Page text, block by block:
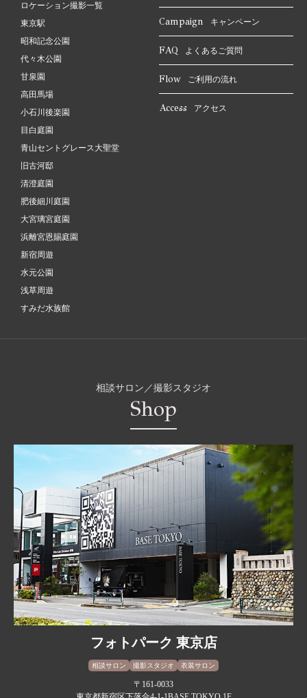
ロケーション撮影一覧
東京駅
昭和記念公園
代々木公園
甘泉園
高田馬場
小石川後楽園
目白庭園
青山セントグレース大聖堂
旧古河邸
清澄庭園
肥後細川庭園
大宮璃宮庭園
浜離宮恩賜庭園
新宿周遊
水元公園
浅草周遊
すみだ水族館
Campaign キャンペーン
FAQ よくあるご質問
Flow ご利用の流れ
Access アクセス
相談サロン／撮影スタジオ
Shop
フォトパーク 東京店
相談サロン 撮影スタジオ 衣装サロン
〒161-0033